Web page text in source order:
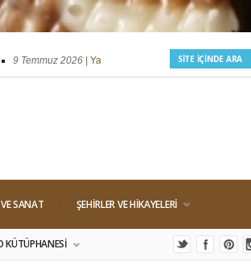
Temmuz 2026 |Yazlık Sinemalar: Bir Yaz Ritüelinin
SANAT ŞEHIRLER VE HIKAYELERI
KÜTÜPHANESI